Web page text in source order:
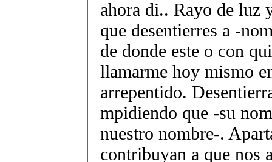
ahora di.. Rayo de luz
que desentierres a -
de donde este o con
llamarme hoy mismo
arrepentido.
mpidiendo que -su
nuestro nombre-.
contribuyan a que nos